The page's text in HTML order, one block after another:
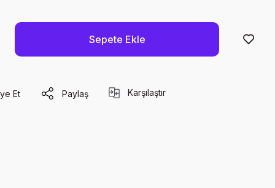
Sepete Ekle
Et Paylaş Karşılaştır